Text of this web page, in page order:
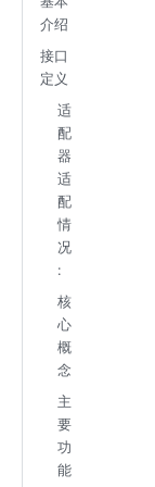
介绍
接口
定义
适
配
器
适
配
情
况
:
核
心
概
念
主
要
功
能